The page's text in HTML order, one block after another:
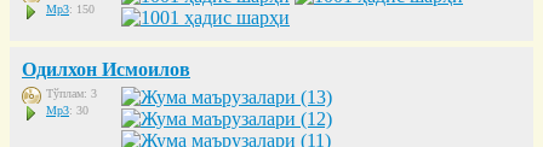
Mp3: 150
Одилхон Исмоилов
Тўплам: 3
Mp3: 30